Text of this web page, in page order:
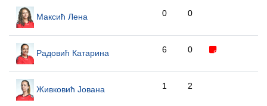
Максић Лена 0 0
Радовић Катарина 6 0
Живковић Јована 1 2